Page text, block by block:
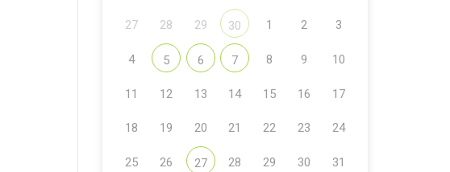
27 28 29 30 1 2 3
4 5 6 7 8 9 10
11 12 13 14 15 16 17
18 19 20 21 22 23 24
25 26 27 28 29 30 31